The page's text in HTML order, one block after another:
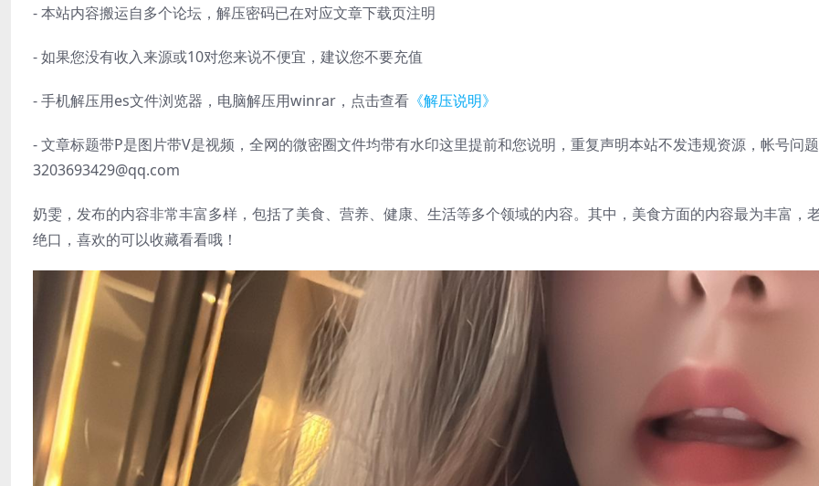
- 本站内容搬运自多个论坛，解压密码已在对应文章下载页注明
- 如果您没有收入来源或10对您来说不便宜，建议您不要充值
- 手机解压用es文件浏览器，电脑解压用winrar，点击查看 《解压说明》
- 文章标题带P是图片带V是视频，全网的微密圈文件均带有水印这里提前和您说明，重复声明本站不发违规资源，帐号问
3203693429@qq.com
奶雯，发布的内容非常丰富多样，包括了美食、营养、健康、生活等多个领域的内容。其中，美食方面的内容最为丰富，
绝口，喜欢的可以收藏看看哦！